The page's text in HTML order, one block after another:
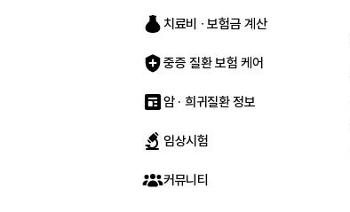
치료비 ∙ 보험금 계산
중증 질환 보험 케어
암 · 희귀질환 정보
임상시험
커뮤니티